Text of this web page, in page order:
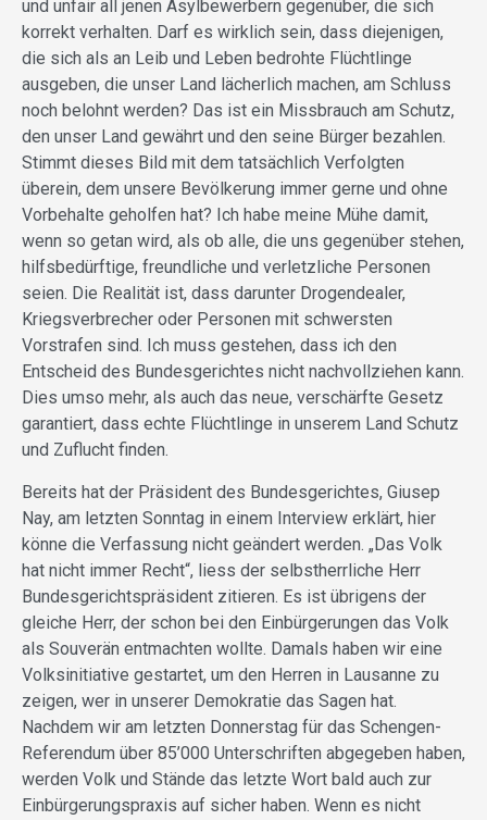
und unfair all jenen Asylbewerbern gegenüber, die sich
korrekt verhalten. Darf es wirklich sein, dass diejenigen,
die sich als an Leib und Leben bedrohte Flüchtlinge
ausgeben, die unser Land lächerlich machen, am Schluss
noch belohnt werden? Das ist ein Missbrauch am Schutz,
den unser Land gewährt und den seine Bürger bezahlen.
Stimmt dieses Bild mit dem tatsächlich Verfolgten
überein, dem unsere Bevölkerung immer gerne und ohne
Vorbehalte geholfen hat? Ich habe meine Mühe damit,
wenn so getan wird, als ob alle, die uns gegenüber stehen,
hilfsbedürftige, freundliche und verletzliche Personen
seien. Die Realität ist, dass darunter Drogendealer,
Kriegsverbrecher oder Personen mit schwersten
Vorstrafen sind. Ich muss gestehen, dass ich den
Entscheid des Bundesgerichtes nicht nachvollziehen kann.
Dies umso mehr, als auch das neue, verschärfte Gesetz
garantiert, dass echte Flüchtlinge in unserem Land Schutz
und Zuflucht finden.
Bereits hat der Präsident des Bundesgerichtes, Giusep
Nay, am letzten Sonntag in einem Interview erklärt, hier
könne die Verfassung nicht geändert werden. „Das Volk
hat nicht immer Recht“, liess der selbstherrliche Herr
Bundesgerichtspräsident zitieren. Es ist übrigens der
gleiche Herr, der schon bei den Einbürgerungen das Volk
als Souverän entmachten wollte. Damals haben wir eine
Volksinitiative gestartet, um den Herren in Lausanne zu
zeigen, wer in unserer Demokratie das Sagen hat.
Nachdem wir am letzten Donnerstag für das Schengen-
Referendum über 85’000 Unterschriften abgegeben haben,
werden Volk und Stände das letzte Wort bald auch zur
Einbürgerungspraxis auf sicher haben. Wenn es nicht